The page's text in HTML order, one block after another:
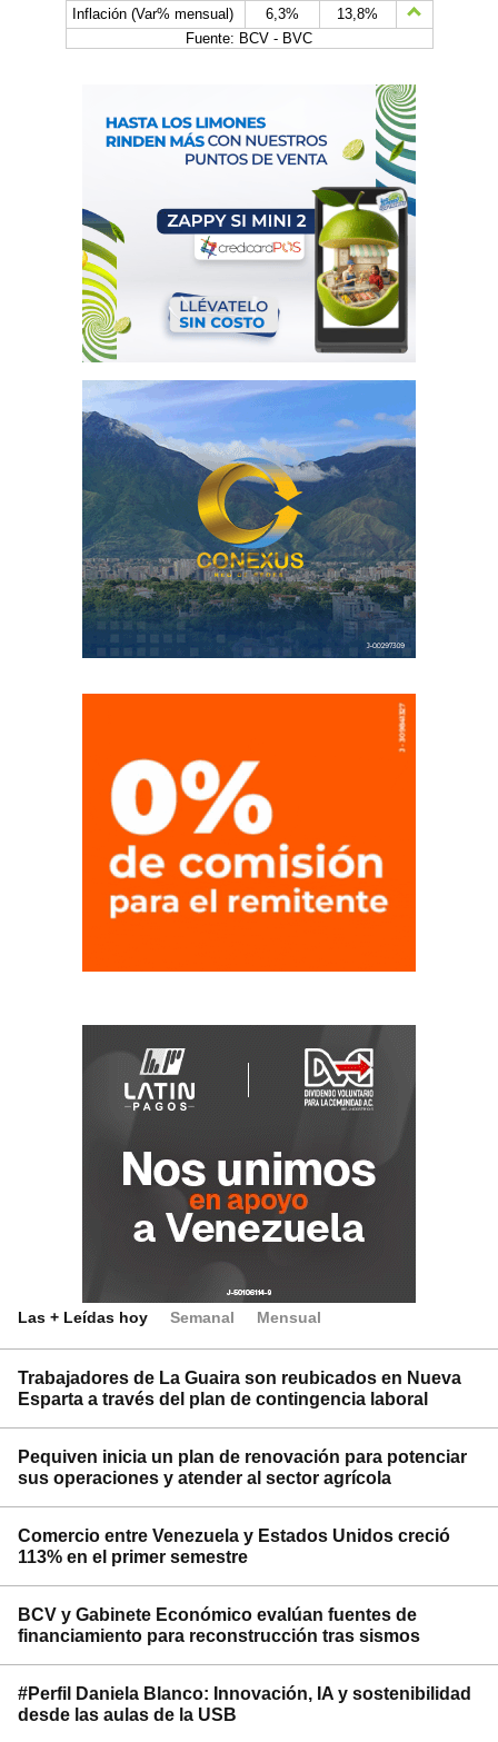
Inflación (Var% mensual)
6,3%
13,8%
Fuente: BCV - BVC
Las + Leídas hoy Semanal Mensual
Trabajadores de La Guaira son reubicados en Nueva
Esparta a través del plan de contingencia laboral
Pequiven inicia un plan de renovación para potenciar
sus operaciones y atender al sector agrícola
Comercio entre Venezuela y Estados Unidos creció
113% en el primer semestre
BCV y Gabinete Económico evalúan fuentes de
financiamiento para reconstrucción tras sismos
#Perfil Daniela Blanco: Innovación, IA y sostenibilidad
desde las aulas de la USB